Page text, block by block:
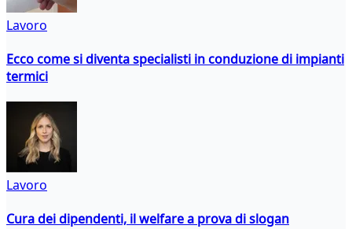
Lavoro
Ecco come si diventa specialisti in conduzione di impianti
termici
Lavoro
Cura dei dipendenti, il welfare a prova di slogan